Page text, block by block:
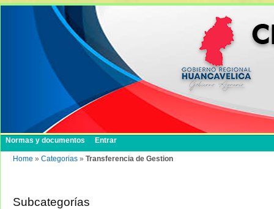
Normas y documentos Entrar
Home » Categorias » Transferencia de Gestion
Subcategorías